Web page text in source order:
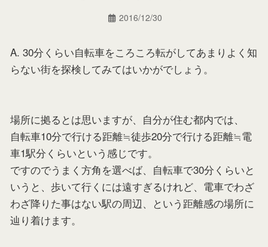
2016/12/30
A. 30分くらい自転車をころころ転がしてあまりよく知
らない街を探検してみてはいかがでしょう。
場所に拠るとは思いますが、自分が住む都内では、
自転車10分で行ける距離≒徒歩20分で行ける距離≒電
車1駅分くらいという感じです。
ですのでうまく方角を選べば、自転車で30分くらいと
いうと、歩いて行くには遠すぎるけれど、電車でわざ
わざ降りた事はない駅の周辺、という距離感の場所に
辿り着けます。